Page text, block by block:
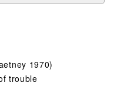
1970)
trouble